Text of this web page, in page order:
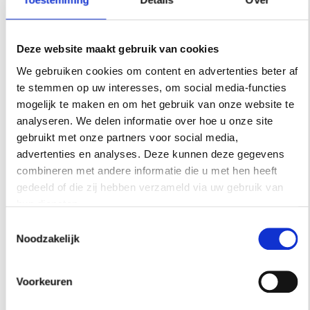
Deze website maakt gebruik van cookies
We gebruiken cookies om content en advertenties beter af
te stemmen op uw interesses, om social media-functies
mogelijk te maken en om het gebruik van onze website te
analyseren. We delen informatie over hoe u onze site
gebruikt met onze partners voor social media,
advertenties en analyses. Deze kunnen deze gegevens
combineren met andere informatie die u met hen heeft
gedeeld of die zij hebben verzameld via uw gebruik van
Noodzakelijk
Voorkeuren